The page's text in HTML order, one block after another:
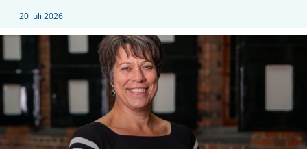
20 juli 2026